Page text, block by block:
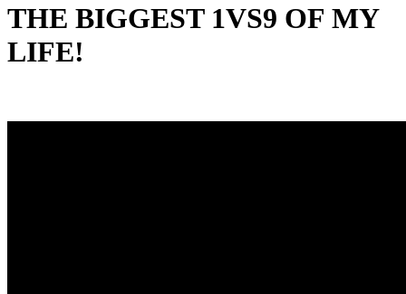
THE BIGGEST 1VS9 OF MY
LIFE!